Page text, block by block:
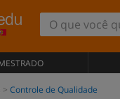
Controle de Qualidade